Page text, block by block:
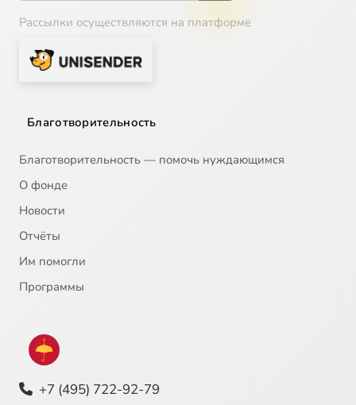
Рассылки осуществляются на платформе
Благотворительность
Благотворительность — помочь нуждающимся
О фонде
Новости
Отчёты
Им помогли
Программы
+7 (495) 722-92-79